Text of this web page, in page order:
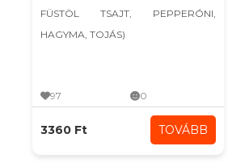
FÜSTÖL TSAJT, PEPPERÓNI,
HAGYMA, TOJÁS)
97 0
3360 Ft TOVÁBB